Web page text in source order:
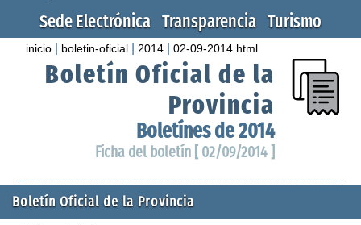
Sede Electrónica Transparencia Turismo
inicio boletin-oficial 2014 |02-09-2014.html
Boletín Oficial de la
Provincia
Boletínes de 2014
Ficha del boletín [ 02/09/2014 ]
Boletín Oficial de la Provincia